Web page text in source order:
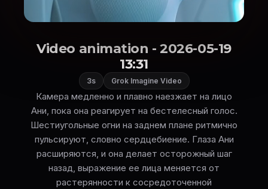
Video animation - 2026-05-19
13:31
3s Grok Imagine Video
Камера медленно и плавно наезжает на лицо
Ани, пока она реагирует на бестелесный голос.
Шестиугольные огни на заднем плане ритмично
пульсируют, словно сердцебиение. Глаза Ани
расширяются, и она делает осторожный шаг
назад, выражение ее лица меняется от
растерянности к сосредоточенной